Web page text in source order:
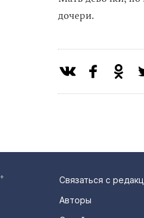
дочери.
Связаться с
Авторы